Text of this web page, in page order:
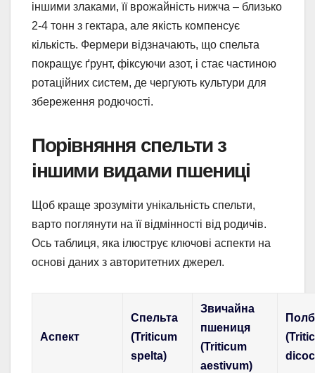
іншими злаками, її врожайність нижча – близько
2-4 тонн з гектара, але якість компенсує
кількість. Фермери відзначають, що спельта
покращує ґрунт, фіксуючи азот, і стає частиною
ротаційних систем, де чергують культури для
збереження родючості.
Порівняння спельти з
іншими видами пшениці
Щоб краще зрозуміти унікальність спельти,
варто поглянути на її відмінності від родичів.
Ось таблиця, яка ілюструє ключові аспекти на
основі даних з авторитетних джерел.
Аспект
Спельта
(Triticum
spelta)
Звичайна
пшениця
(Triticum
aestivum)